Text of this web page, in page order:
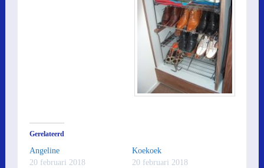
Gerelateerd
Angeline
20 februari 2018
Koekoek
20 februari 2018